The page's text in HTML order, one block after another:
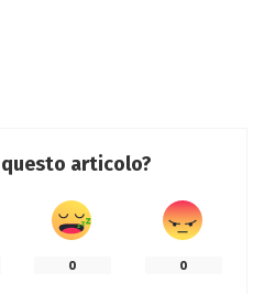
articolo?
0 0